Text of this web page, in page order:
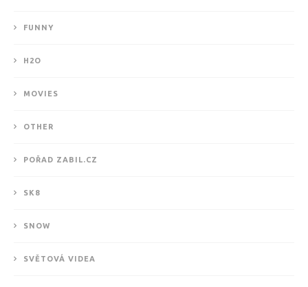
FUNNY
H2O
MOVIES
OTHER
POŘAD ZABIL.CZ
SK8
SNOW
SVĚTOVÁ VIDEA